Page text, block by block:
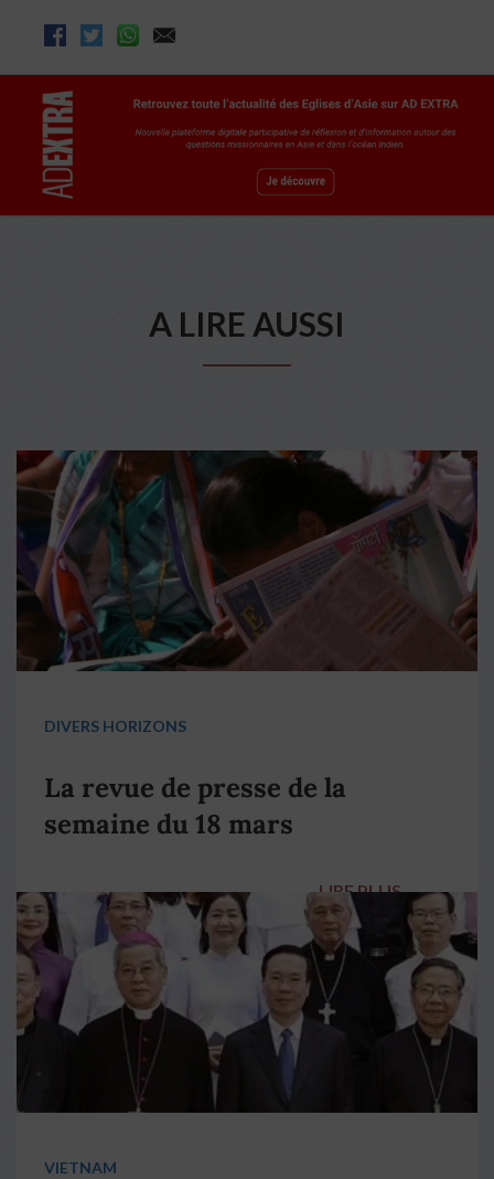
A LIRE AUSSI
DIVERS HORIZONS
La revue de presse de la
semaine du 18 mars
LIRE PLUS →
VIETNAM